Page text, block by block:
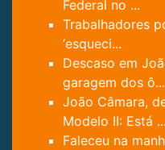
Federal no ...
Trabalhadores
‘esqueci...
Descaso em
garagem dos ô...
João Câmara,
Modelo II: Está ...
Faleceu na